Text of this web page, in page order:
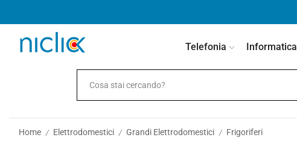
Telefonia Informatica
Home / Elettrodomestici / Grandi Elettrodomestici / Frigoriferi